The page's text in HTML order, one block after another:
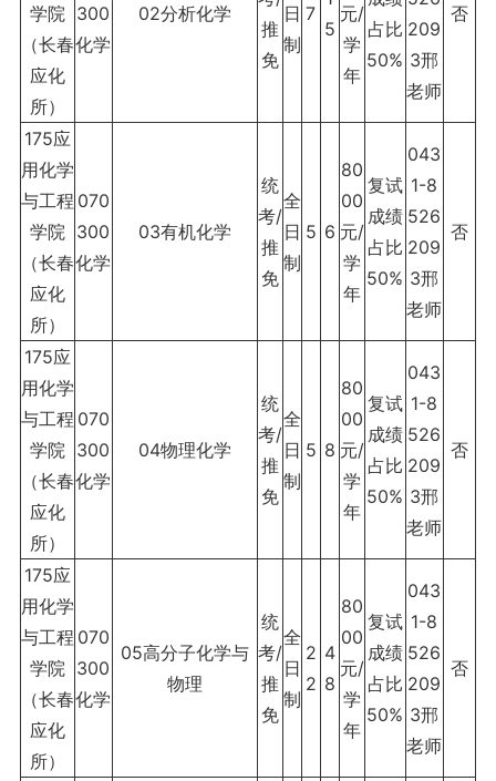
学院
（长春
应化
所）
300
化学
02分析化学
推
免
日
制
7
5
元/
学
年
占比
50%
209
3邢
老师
否
175应
用化学
与工程
学院
（长春
应化
所）
070
300
化学
03有机化学
统
考/
推
免
全
日
制
5 6
80
00
元/
学
年
复试
成绩
占比
50%
043
1-8
526
209
3邢
老师
否
175应
用化学
与工程
学院
（长春
应化
所）
070
300
化学
04物理化学
统
考/
推
免
全
日
制
5 8
80
00
元/
学
年
复试
成绩
占比
50%
043
1-8
526
209
3邢
老师
否
175应
用化学
与工程
学院
（长春
应化
所）
070
300
化学
05高分子化学与
物理
统
考/
推
免
全
日
制
2
2
4
8
80
00
元/
学
年
复试
成绩
占比
50%
043
1-8
526
209
3邢
老师
否